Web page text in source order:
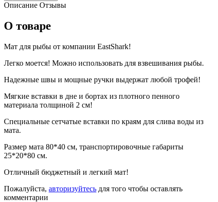
Описание Отзывы
О товаре
Мат для рыбы от компании EastShark!
Легко моется! Можно использовать для взвешивания рыбы.
Надежные швы и мощные ручки выдержат любой трофей!
Мягкие вставки в дне и бортах из плотного пенного
материала толщиной 2 см!
Специальные сетчатые вставки по краям для слива воды из
мата.
Размер мата 80*40 см, транспортировочные габариты
25*20*80 см.
Отличный бюджетный и легкий мат!
Пожалуйста, авторизуйтесь для того чтобы оставлять
комментарии